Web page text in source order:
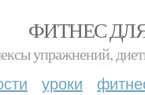
ФИТНЕС
упражнений,
уроки